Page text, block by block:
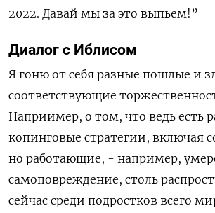
2022. Давай мы за это выпьем!”
Диалог с Иблисом
Я гоню от себя разные пошлые и
соответствующие
Наприимер, о том, что ведь есть
копинговые стратегии, включая
но работающие, - например,
самоповреждение, столь
сейчас среди подростков всего